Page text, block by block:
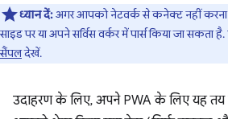
ध्यान दें:अगर आपको नेटवर्क से कनेक्ट नहीं करना
साइड पर या अपने सर्विस वर्कर में पार्स किया जा सकता
सैंपलदेखें.
उदाहरण के लिए, अपने PWA के लिए यह तय